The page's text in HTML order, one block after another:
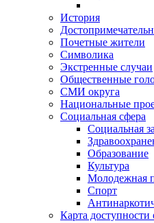
История
Почетные жители
Символика
Экстренные случаи
Общественные
СМИ округа
Национальные
Социальная сфера
Социальная
Образование
Культура
Молодежная
Спорт
Карта доступности